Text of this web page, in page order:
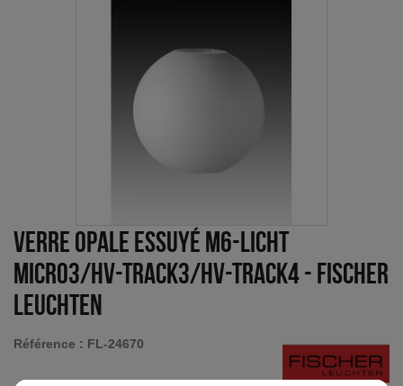
Verre opale essuyé M6-Licht
Micro3/HV-Track3/HV-track4- Fischer
Leuchten
Référence : FL-24670